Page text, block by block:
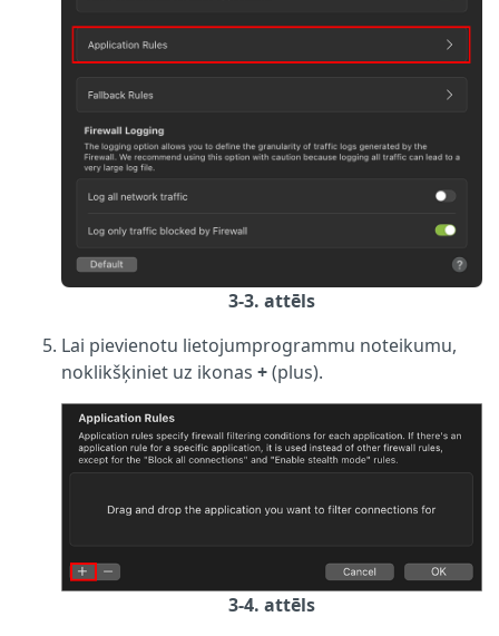
3-3. attēls
Lai pievienotu lietojumprogrammu noteikumu,
noklikšķiniet uz ikonas +(plus).
3-4. attēls